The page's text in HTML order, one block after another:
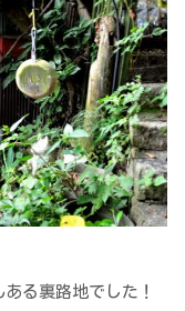
る裏路地でした！